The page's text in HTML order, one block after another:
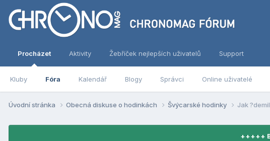
Procházet
Kluby Fóra Kalendář Blogy Správci Online uživatelé
Aktivity Žebříček nejlepších uživatelů Support
Úvodní stránka Obecná diskuse o hodinkách Švýcarské hodinky Jak
+++++